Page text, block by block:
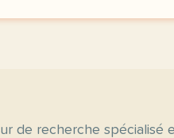
de recherche spécialisé